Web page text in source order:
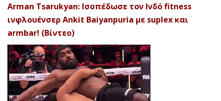
Arman Tsarukyan: Ισοπέδωσε τον Ινδό fitness
ινφλουένσερ Ankit Baiyanpuria με suplex και
armbar! (Βίντεο)